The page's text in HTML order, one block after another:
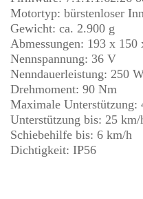
Motortyp: bürstenloser
Gewicht: ca. 2.900 g
Abmessungen: 193 x 150
Nennspannung: 36 V
Nenndauerleistung: 250
Drehmoment: 90 Nm
Maximale Unterstützung:
Unterstützung bis: 25 km/
Schiebehilfe bis: 6 km/h
Dichtigkeit: IP56